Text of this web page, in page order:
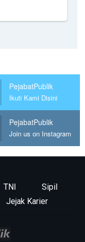
PejabatPublik
Ikuti Kami Disini
PejabatPublik
Join us on Instagram
TNI
Sipil
Jejak Karier